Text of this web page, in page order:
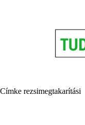
Címke rezsimegtakarítási